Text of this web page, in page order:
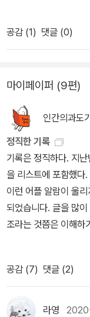
떤 인물을 빚을 땐,
만들던가 최소한 어떤
조망해 보겠노라 거
탈적이기도 하지 않느
장 작가님을 떠올리
요. ㅎㅎ 사실 저는 작
품을 쓰시는지 알 것
니고요. <알골>에서
에서 팬이라고 말하는
한 명도 되지 않는다.
요. 그러니까 저도 팬
치들의 특성에 딱 부
작가님을 되게 많이
과 나누는 대화는 진
는 경험이었습니다.
험담이구나 하고 웃었
버린 그런 느낌이 들
에있는 캘리번이나 민
음.. 그래도 재밌당..
네.. 내용은 개저씨에
데요.. 말하고자 하는
람들이 반대로 받아
좋습니다.. 이전작인
재미있네요 취저존잼
책에서도 김보영님꺼
동하는 방식이 엑스맨
이런저런 혐오들도 많
는 결국 얼린다는건
도 있고 어떻게 쓰느
너무 매력적이고 재미
공감 (1) 댓글 (0)
마이페이퍼 (9편)
인간의과도기
정직한 기록
기록은 정직하다. 지
을 리스트에 포함했다
이런 어플 알람이 울
되었습니다. 글을 많
조라는 것쯤은 이해하
어쨌든 그 적은 글 중
작품, 분야가 있을 테
강명, 정세랑, 곽재식
게 잘 맞을까. 대놓고
공감 (7) 댓글 (2)
라영